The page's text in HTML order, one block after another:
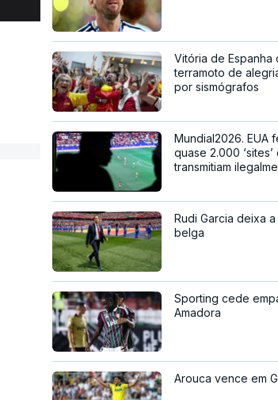
Vitória de Espanha
terramoto de
por sismógrafos
Mundial2026. EUA
quase 2.000 ‘sites’
transmitiam
Rudi Garcia deixa
belga
Sporting cede
Amadora
Arouca vence em